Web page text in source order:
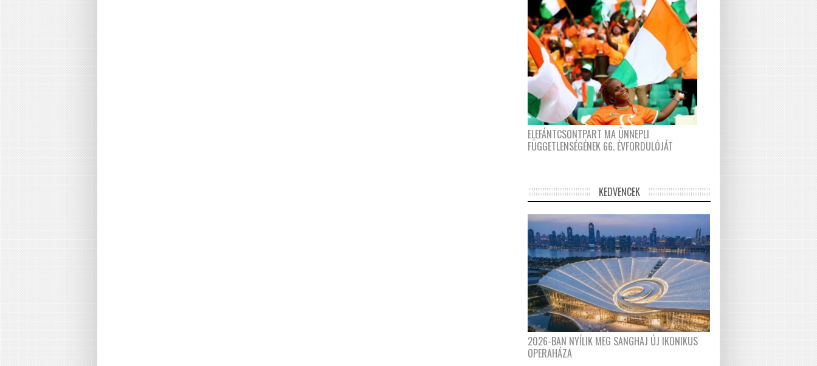
ELEFÁNTCSONTPART MA ÜNNEPLI
FÜGGETLENSÉGÉNEK 66. ÉVFORDULÓJÁT
KEDVENCEK
2026-BAN NYÍLIK MEG SANGHAJ ÚJ IKONIKUS
OPERAHÁZA